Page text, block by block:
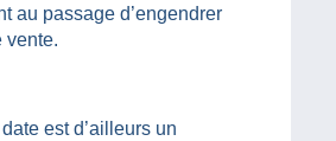
au passage d’engendrer
vente.
est d’ailleurs un